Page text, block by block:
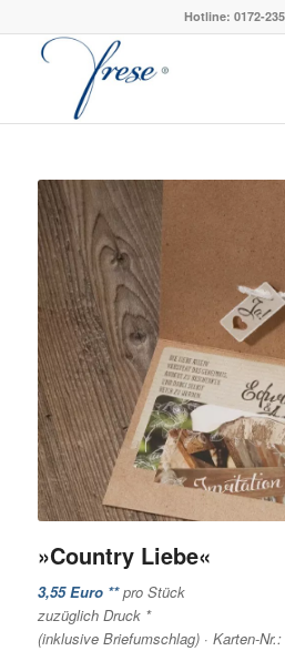
Hotline: 0172-
»Country Liebe«
3,55 Euro **pro Stück
zuzüglich Druck *
(inklusive Briefumschlag) · Karten-Nr.: